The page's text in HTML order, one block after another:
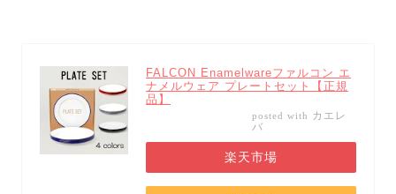
FALCON Enamelwareファルコン エ
ナメルウェア プレートセット【正規
品】
posted with カエレ
バ
楽天市場